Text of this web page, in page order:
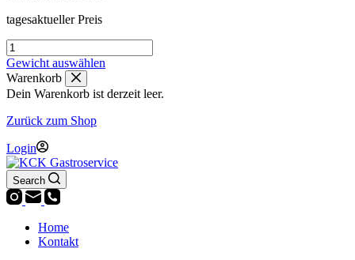
tagesaktueller Preis
Sauerampfer.1Bund
Menge
Gewicht auswählen
Warenkorb
Dein Warenkorb ist derzeit leer.
Zurück zum Shop
Login
Search
Home
Kontakt